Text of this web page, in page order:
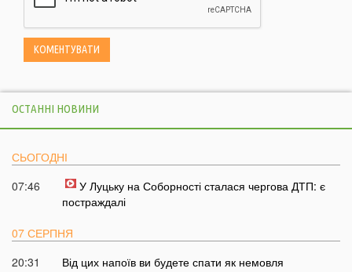
ОСТАННІ НОВИНИ
СЬОГОДНІ
07:46
У Луцьку на Соборності сталася чергова ДТП: є
постраждалі
07 СЕРПНЯ
20:31
Від цих напоїв ви будете спати як немовля